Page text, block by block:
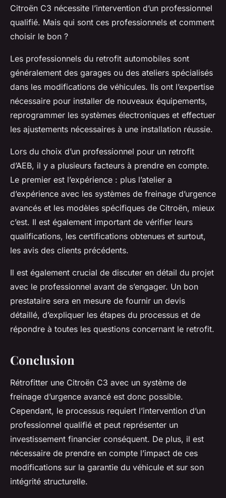
Citroën C3 nécessite l’intervention d’un professionnel
qualifié. Mais qui sont ces professionnels et comment
choisir le bon ?
Les professionnels du retrofit automobiles sont
généralement des garages ou des ateliers spécialisés
dans les modifications de véhicules. Ils ont l’expertise
nécessaire pour installer de nouveaux équipements,
reprogrammer les systèmes électroniques et effectuer
les ajustements nécessaires à une installation réussie.
Lors du choix d’un professionnel pour un retrofit
d’AEB, il y a plusieurs facteurs à prendre en compte.
Le premier est l’expérience : plus l’atelier a
d’expérience avec les systèmes de freinage d’urgence
avancés et les modèles spécifiques de Citroën, mieux
c’est. Il est également important de vérifier leurs
qualifications, les certifications obtenues et surtout,
les avis des clients précédents.
Il est également crucial de discuter en détail du projet
avec le professionnel avant de s’engager. Un bon
prestataire sera en mesure de fournir un devis
détaillé, d’expliquer les étapes du processus et de
répondre à toutes les questions concernant le retrofit.
Conclusion
Rétrofitter une Citroën C3 avec un système de
freinage d’urgence avancé est donc possible.
Cependant, le processus requiert l’intervention d’un
professionnel qualifié et peut représenter un
investissement financier conséquent. De plus, il est
nécessaire de prendre en compte l’impact de ces
modifications sur la garantie du véhicule et sur son
intégrité structurelle.